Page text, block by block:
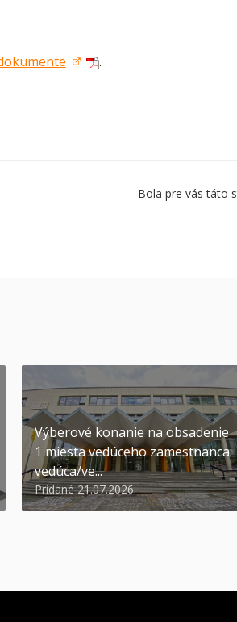
.
Bola pre vás táto
Výberové konanie na obsadenie
1 miesta vedúceho zamestnanca:
vedúca/ve...
Pridané 21.07.2026